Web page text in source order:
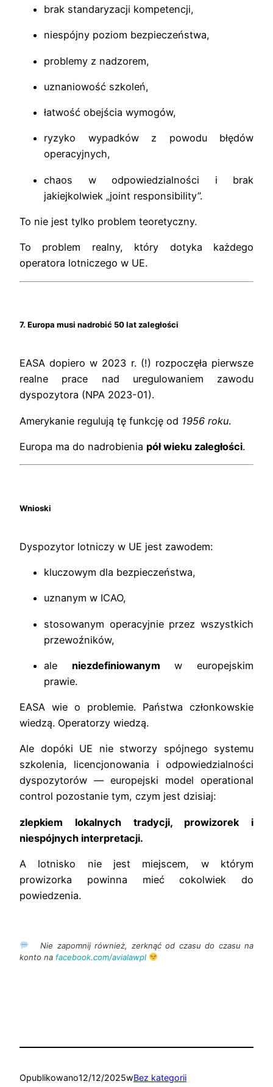
brak standaryzacji kompetencji,
niespójny poziom bezpieczeństwa,
problemy z nadzorem,
uznaniowość szkoleń,
łatwość obejścia wymogów,
ryzyko wypadków z powodu błędów
operacyjnych,
chaos w odpowiedzialności i brak
jakiejkolwiek „joint responsibility”.
To nie jest tylko problem teoretyczny.
To problem realny, który dotyka każdego
operatora lotniczego w UE.
7. Europa musi nadrobić 50 lat zaległości
EASA dopiero w 2023 r. (!) rozpoczęła pierwsze
realne prace nad uregulowaniem zawodu
dyspozytora (NPA 2023-01).
Amerykanie regulują tę funkcję od 1956 roku.
Europa ma do nadrobienia pół wieku zaległości.
Wnioski
Dyspozytor lotniczy w UE jest zawodem:
kluczowym dla bezpieczeństwa,
uznanym w ICAO,
stosowanym operacyjnie przez wszystkich
przewoźników,
ale niezdefiniowanym w europejskim
prawie.
EASA wie o problemie. Państwa członkowskie
wiedzą. Operatorzy wiedzą.
Ale dopóki UE nie stworzy spójnego systemu
szkolenia, licencjonowania i odpowiedzialności
dyspozytorów — europejski model operational
control pozostanie tym, czym jest dzisiaj:
zlepkiem lokalnych tradycji, prowizorek i
niespójnych interpretacji.
A lotnisko nie jest miejscem, w którym
prowizorka powinna mieć cokolwiek do
powiedzenia.
Nie zapomnij również, zerknąć od czasu do czasu na
konto na facebook.com/avialawpl
Opublikowano12/12/2025wBez kategorii